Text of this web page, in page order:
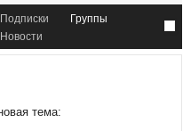
Подписки
Группы
Новости
тема: